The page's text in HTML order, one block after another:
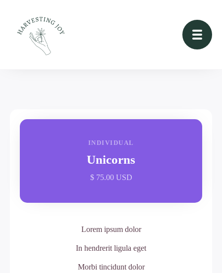
INDIVIDUAL
Unicorns
$ 75.00 USD
Lorem ipsum dolor
In hendrerit ligula eget
Morbi tincidunt dolor